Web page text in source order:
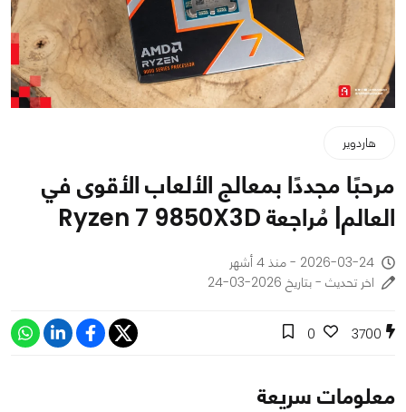
هاردوير
مرحبًا مجددًا بمعالج الألعاب الأقوى في
العالم| مُراجعة Ryzen 7 9850X3D
2026-03-24 - منذ 4 أشهر
اخر تحديث - بتاريخ 2026-03-24
3700
0
معلومات سريعة